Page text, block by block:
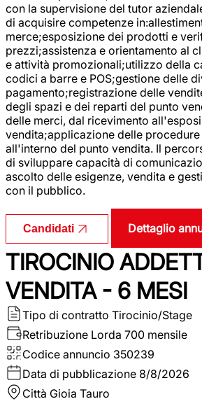
con la supervisione del tutor
di acquisire competenze
merce;esposizione dei prodotti e
prezzi;assistenza e orientamento al
e attività promozionali;utilizzo della
codici a barre e POS;gestione delle
pagamento;registrazione delle
degli spazi e dei reparti del punto
delle merci, dal ricevimento
vendita;applicazione delle
all'interno del punto vendita. Il
di sviluppare capacità di
ascolto delle esigenze, vendita e
con il pubblico.
Candidati Dettaglio
TIROCINIO
VENDITA - 6 MESI
Tipo di contratto Tirocinio/Stage
Retribuzione Lorda 700 mensile
Codice annuncio 350239
Data di pubblicazione 8/8/2026
Città Gioia Tauro